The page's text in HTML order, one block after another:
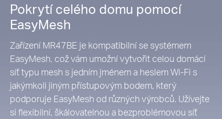
Pokrytí celého domu pomocí
EasyMesh
Zařízení MR47BE je kompatibilní se systémem
EasyMesh, což vám umožní vytvořit celou domácí
síť typu mesh s jedním jménem a heslem Wi-Fi s
jakýmkoli jiným přístupovým bodem, který
podporuje EasyMesh od různých výrobců. Užívejte
si flexibilní, škálovatelnou a bezproblémovou síť